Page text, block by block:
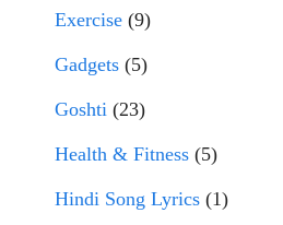
Exercise (9)
Gadgets (5)
Goshti (23)
Health & Fitness (5)
Hindi Song Lyrics (1)